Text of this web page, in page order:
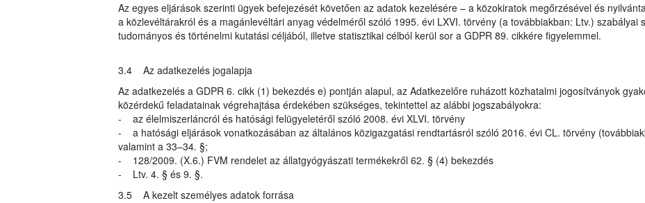
Az egyes eljárások szerinti ügyek befejezését követően az adatok kezelésére – a közokiratok megőrzésével és
a közlevéltárakról és a magánlevéltári anyag védelméről szóló 1995. évi LXVI. törvény (a továbbiakban: Ltv.) szabályai
tudományos és történelmi kutatási céljából, illetve statisztikai célból kerül sor a GDPR 89. cikkére figyelemmel.
3.4 Az adatkezelés jogalapja
Az adatkezelés a GDPR 6. cikk (1) bekezdés e) pontján alapul, az Adatkezelőre ruházott közhatalmi jogosítványok
közérdekű feladatainak végrehajtása érdekében szükséges, tekintettel az alábbi jogszabályokra:
- az élelmiszerláncról és hatósági felügyeletéről szóló 2008. évi XLVI. törvény
- a hatósági eljárások vonatkozásában az általános közigazgatási rendtartásról szóló 2016. évi CL. törvény
valamint a 33–34. §;
- 128/2009. (X.6.) FVM rendelet az állatgyógyászati termékekről 62. § (4) bekezdés
- Ltv. 4. § és 9. §.
3.5 A kezelt személyes adatok forrása